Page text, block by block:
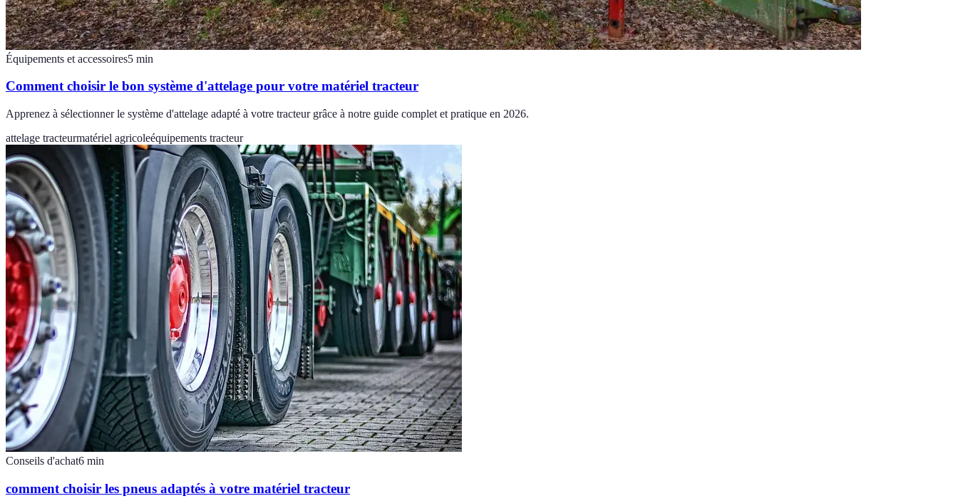
Équipements et accessoires5 min
Comment choisir le bon système d'attelage pour votre matériel tracteur
Apprenez à sélectionner le système d'attelage adapté à votre tracteur grâce à notre guide complet et pratique en 2026.
attelage tracteurmatériel agricoleéquipements tracteur
Conseils d'achat6 min
comment choisir les pneus adaptés à votre matériel tracteur